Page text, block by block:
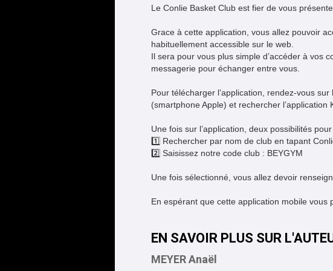
Le Conlie Basket Club est fier de vous
Grace à cette application, vous allez pouvoir
habituellement accessible sur le web.
Il sera pour vous plus simple d’accéder à vos
messagerie pour échanger entre vous.
Pour télécharger l’application, rendez-vous
(smartphone Apple) et rechercher l’application
Une fois sur l’application, deux possibilités
1️⃣ Rechercher par nom de club en tapant
2️⃣ Saisissez notre code club : BEYGYM
Une fois sélectionné, vous allez devoir
En espérant que cette application mobile vous
EN SAVOIR PLUS SUR
MEYER Anaël